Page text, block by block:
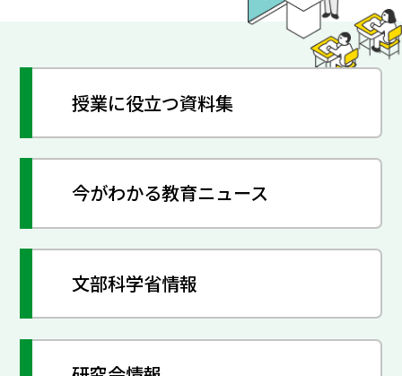
授業に役立つ資料集
今がわかる教育ニュース
文部科学省情報